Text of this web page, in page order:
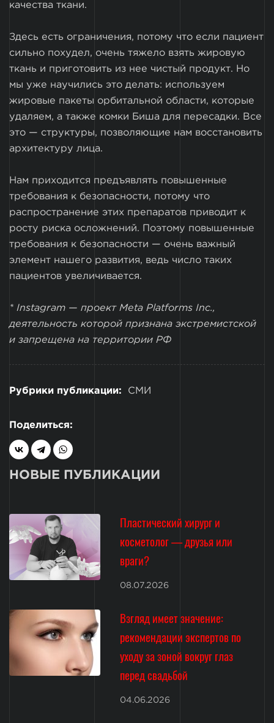
качества ткани.
Здесь есть ограничения, потому что если пациент
сильно похудел, очень тяжело взять жировую
ткань и приготовить из нее чистый продукт. Но
мы уже научились это делать: используем
жировые пакеты орбитальной области, которые
удаляем, а также комки Биша для пересадки. Все
это — структуры, позволяющие нам восстановить
архитектуру лица.
Нам приходится предъявлять повышенные
требования к безопасности, потому что
распространение этих препаратов приводит к
росту риска осложнений. Поэтому повышенные
требования к безопасности — очень важный
элемент нашего развития, ведь число таких
пациентов увеличивается.
* Instagram — проект Meta Platforms Inc.,
деятельность которой признана экстремистской
и запрещена на территории РФ
Рубрики публикации: СМИ
Поделиться:
НОВЫЕ ПУБЛИКАЦИИ
Пластический хирург и
косметолог — друзья или
враги?
08.07.2026
Взгляд имеет значение:
рекомендации экспертов по
уходу за зоной вокруг глаз
перед свадьбой
04.06.2026